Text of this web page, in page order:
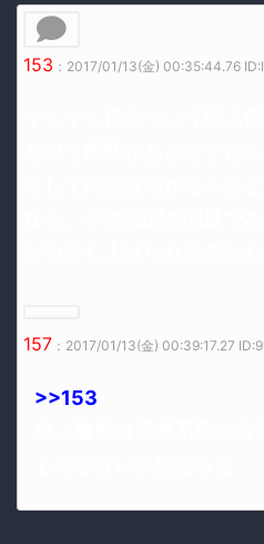
153 ：2017/01/13(金) 00:35:44.76
157 ：2017/01/13(金) 00:39:17.27
>>153